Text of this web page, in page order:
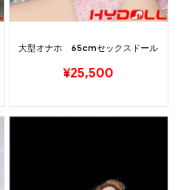
大型オナホ 65cmセックスドール
¥25,500